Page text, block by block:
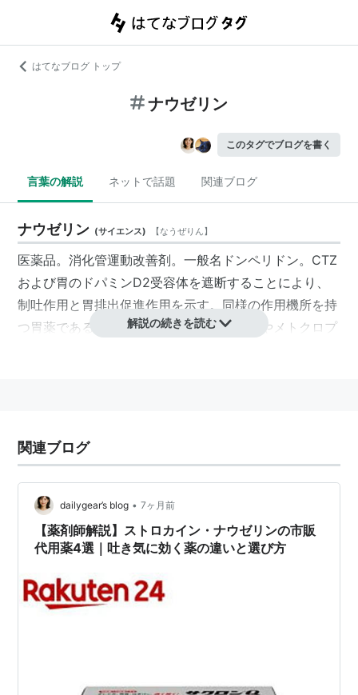
はてなブログ トップ
ナウゼリン
このタグでブログを書く
言葉の解説 ネットで話題 関連ブログ
ナウゼリン (サイエンス) 【なうぜりん】
医薬品。消化管運動改善剤。一般名 ドンペリドン。CTZ
および胃のドパミンD2受容体を遮断することにより、
制吐作用と胃排出促進作用を示す。同様の作用機所を持
つ胃薬であるスルピリド＜ドグマチール＞やメトクロプ
る。
解説の続きを読む
関連ブログ
dailygear’s blog • 7ヶ月前
【薬剤師解説】ストロカイン・ナウゼリンの市販
代用薬4選｜吐き気に効く薬の違いと選び方